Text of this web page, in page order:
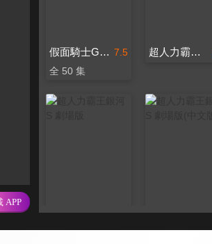
7.5
假面騎士Ghost
全 50 集
超人力霸王勝利 超級戰鬥